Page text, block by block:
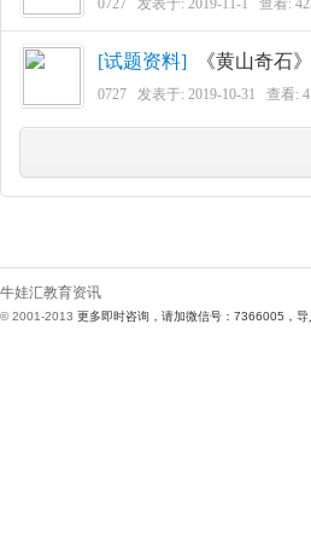
[试题资料] 《黄山奇石》
0727 发表于: 2019-10-31 查看:
牛娃汇教育资讯
© 2001-2013 更多即时咨询，请加微信号：7366005，导